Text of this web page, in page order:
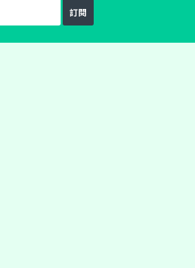
訂閱